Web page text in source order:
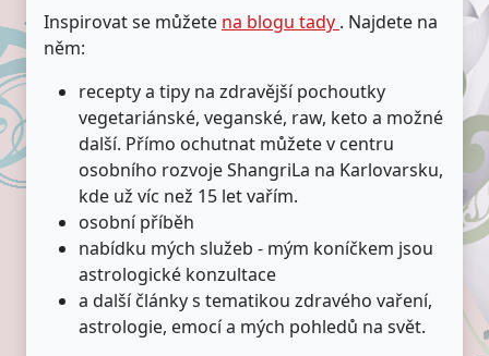
Inspirovat se můžete na blogu tady . Najdete na
něm:
recepty a tipy na zdravější pochoutky
vegetariánské, veganské, raw, keto a možné
další. Přímo ochutnat můžete v centru
osobního rozvoje ShangriLa na Karlovarsku,
kde už víc než 15 let vařím.
osobní příběh
nabídku mých služeb - mým koníčkem jsou
astrologické konzultace
a další články s tematikou zdravého vaření,
astrologie, emocí a mých pohledů na svět.